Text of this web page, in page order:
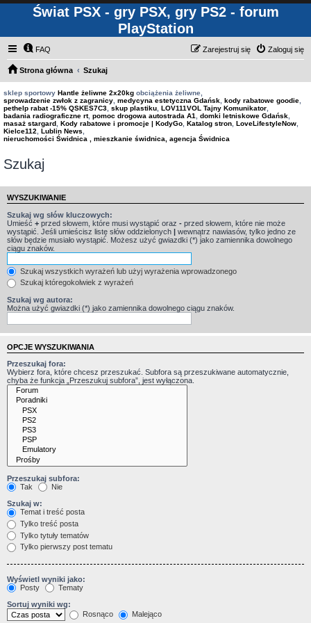
Świat PSX - gry PSX, gry PS2 - forum
PlayStation
FAQ Zaloguj się
Zarejestruj się
Strona główna Szukaj
sklep sportowy Hantle żeliwne 2x20kg obciążenia żeliwne,
sprowadzenie zwłok z zagranicy medycyna estetyczna Gdańsk kody rabatowe goodie
pethelp rabat -15% QSKES7C3 skup plastiku LOV111VOL Tajny Komunikator
badania radiograficzne rt, pomoc drogowa autostrada A1 domki letniskowe Gdańsk
masaż stargard Kody rabatowe i promocje | KodyGo Katalog stron LoveLifestyleNow
Kielce112
Lublin News
nieruchomości Świdnica , mieszkanie świdnica, agencja Świdnica
Szukaj
WYSZUKIWANIE
Szukaj wg słów kluczowych:
Umieść + przed słowem, które musi wystąpić oraz - przed słowem, które nie może
wystąpić. Jeśli umieścisz listę słów oddzielonych | wewnątrz nawiasów, tylko jedno ze
słów będzie musiało wystąpić. Możesz użyć gwiazdki (*) jako zamiennika dowolnego
ciągu znaków.
Szukaj wszystkich wyrażeń lub użyj wyrażenia wprowadzonego
Szukaj któregokolwiek z wyrażeń
Szukaj wg autora:
Można użyć gwiazdki (*) jako zamiennika dowolnego ciągu znaków.
OPCJE WYSZUKIWANIA
Przeszukaj fora:
Wybierz fora, które chcesz przeszukać. Subfora są przeszukiwane automatycznie,
chyba że funkcja „Przeszukuj subfora”, jest wyłączona.
Przeszukaj subfora:
Tak
Nie
Szukaj w:
Temat i treść posta
Tylko treść posta
Tylko tytuły tematów
Tylko pierwszy post tematu
Wyświetl wyniki jako:
Posty
Tematy
Sortuj wyniki wg:
Rosnąco
Malejąco